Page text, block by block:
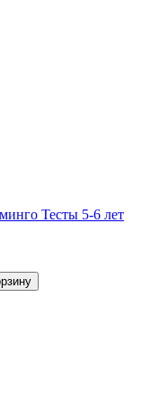
Тесты 5-6 лет